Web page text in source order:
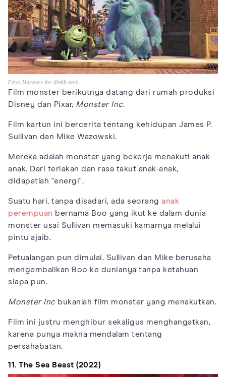
Foto: Monsters Inc (Imdb.com)
Film monster berikutnya datang dari rumah produksi
Disney dan Pixar, Monster Inc.
Film kartun ini bercerita tentang kehidupan James P.
Sullivan dan Mike Wazowski.
Mereka adalah monster yang bekerja menakuti anak-
anak. Dari teriakan dan rasa takut anak-anak,
didapatlah "energi".
Suatu hari, tanpa disadari, ada seorang anak
perempuan bernama Boo yang ikut ke dalam dunia
monster usai Sullivan memasuki kamarnya melalui
pintu ajaib.
Petualangan pun dimulai. Sullivan dan Mike berusaha
mengembalikan Boo ke dunianya tanpa ketahuan
siapa pun.
Monster Incbukanlah film monster yang menakutkan.
Film ini justru menghibur sekaligus menghangatkan,
karena punya makna mendalam tentang
persahabatan.
11. The Sea Beast (2022)